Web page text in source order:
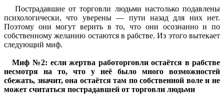
Пострадавшие от торговли людьми настолько подавлены
психологически, что уверены — пути назад для них нет.
Поэтому они могут верить в то, что они осознанно и по
собственному желанию остаются в рабстве. Из этого вытекает
следующий миф.
Миф №2: если жертва работорговли остаётся в рабстве
несмотря на то, что у неё было много возможностей
сбежать, значит, она остаётся там по собственной воле и не
может считаться пострадавшей от торговли людьми